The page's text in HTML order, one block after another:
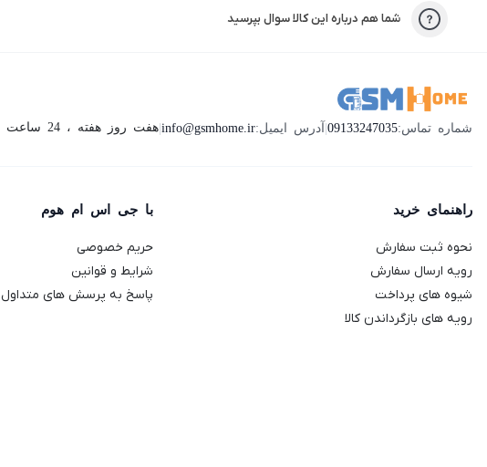
شما هم درباره این کالا سوال بپرسید
شماره تماس:09133247035
|آدرس ایمیل:info@gsmhome.ir
|هفت روز هفته ، 24 ساعت شبانه‌روز پاسخگوی شما هستیم.
راهنمای خرید
نحوه ثبت سفارش
رویه ارسال سفارش
شیوه های پرداخت
رویه های بازگرداندن کالا
با جی اس ام هوم
حریم خصوصی
شرایط و قوانین
پاسخ به پرسش های متداول